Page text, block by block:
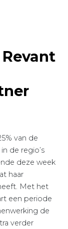
van de
de regio’s
deze week
haar
Met het
een periode
de
verder